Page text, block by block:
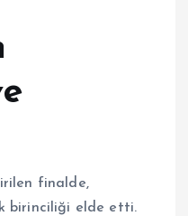
finalde,
birinciliği elde etti.